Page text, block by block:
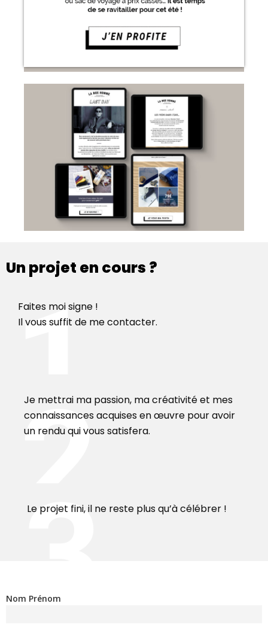
Un projet en cours ?
Faites moi signe !
Il vous suffit de me contacter.
Je mettrai ma passion, ma créativité et mes
connaissances acquises en œuvre pour avoir
un rendu qui vous satisfera.
Le projet fini, il ne reste plus qu’à célébrer !
Nom Prénom